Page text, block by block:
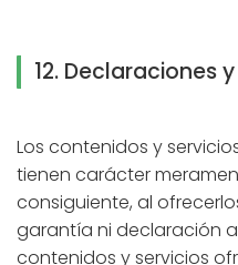
12. Declaraciones
Los contenidos y
tienen carácter
consiguiente, al
garantía ni declaración
contenidos y servicios